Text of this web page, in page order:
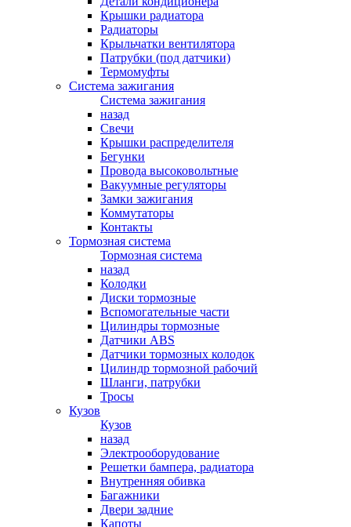
Крышки радиатора
Радиаторы
Крыльчатки вентилятора
Патрубки (под датчики)
Термомуфты
Система зажигания
Система зажигания
назад
Свечи
Крышки распределителя
Бегунки
Провода высоковольтные
Вакуумные регуляторы
Замки зажигания
Коммутаторы
Контакты
Тормозная система
Тормозная система
назад
Колодки
Диски тормозные
Вспомогательные части
Цилиндры тормозные
Датчики ABS
Датчики тормозных колодок
Цилиндр тормозной рабочий
Шланги, патрубки
Тросы
Кузов
Кузов
назад
Электрооборудование
Решетки бампера, радиатора
Внутренняя обивка
Багажники
Двери задние
Капоты